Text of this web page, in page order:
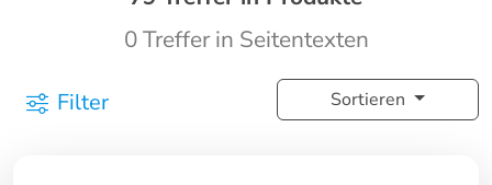
0 Treffer in Seitentexten
Filter Sortieren